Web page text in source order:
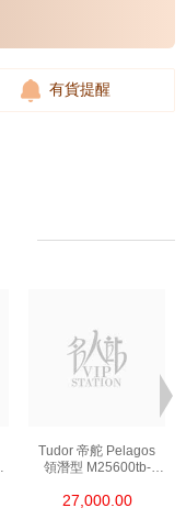
有貨提醒
Tudor 帝舵 Pelagos
領潛型 M25600tb-
27,000.00